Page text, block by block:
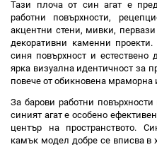
Тази плоча от син агат е
работни повърхности,
акцентни стени, мивки,
декоративни каменни
синя повърхност и естествено
ярка визуална идентичност за
повече от обикновена мраморна
За барови работни
синият агат е особено
център на пространството.
камък модел добре се вписва в